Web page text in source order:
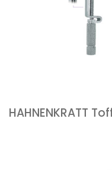
HAHNENKRATT